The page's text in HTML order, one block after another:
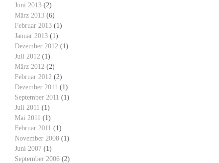
Juni 2013 (2)
März 2013 (6)
Februar 2013 (1)
Januar 2013 (1)
Dezember 2012 (1)
Juli 2012 (1)
März 2012 (2)
Februar 2012 (2)
Dezember 2011 (1)
September 2011 (1)
Juli 2011 (1)
Mai 2011 (1)
Februar 2011 (1)
November 2008 (1)
Juni 2007 (1)
September 2006 (2)